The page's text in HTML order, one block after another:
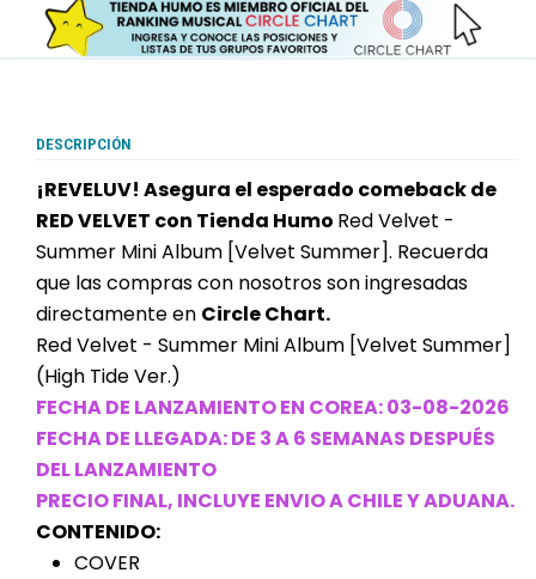
DESCRIPCIÓN
¡REVELUV! Asegura el esperado comeback de
RED VELVET con Tienda Humo Red Velvet -
Summer Mini Album [Velvet Summer]. Recuerda
que las compras con nosotros son ingresadas
directamente en Circle Chart.
Red Velvet - Summer Mini Album [Velvet Summer]
(High Tide Ver.)
FECHA DE LANZAMIENTO EN COREA: 03-08-2026
FECHA DE LLEGADA: DE 3 A 6 SEMANAS DESPUÉS
DEL LANZAMIENTO
PRECIO FINAL, INCLUYE ENVIO A CHILE Y ADUANA.
CONTENIDO:
COVER